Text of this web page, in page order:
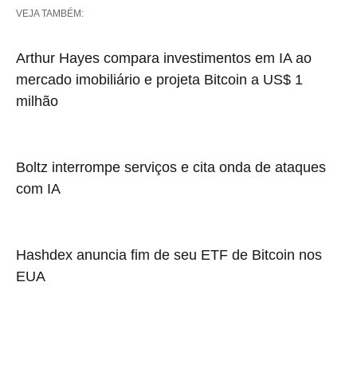
VEJA TAMBÉM:
Arthur Hayes compara investimentos em IA ao
mercado imobiliário e projeta Bitcoin a US$ 1
milhão
Boltz interrompe serviços e cita onda de ataques
com IA
Hashdex anuncia fim de seu ETF de Bitcoin nos
EUA